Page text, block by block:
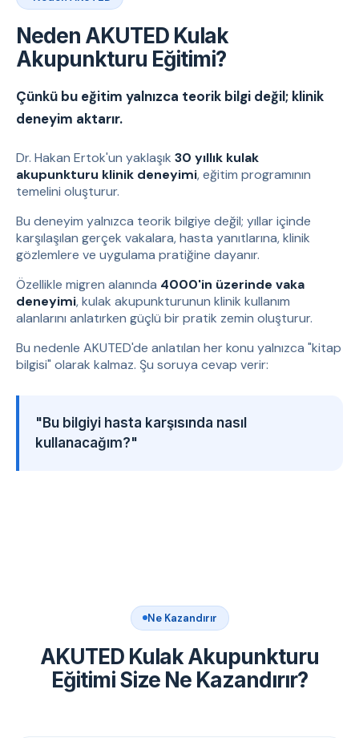
Neden AKUTED Kulak
Akupunkturu Eğitimi?
Çünkü bu eğitim yalnızca teorik bilgi değil; klinik
deneyim aktarır.
Dr. Hakan Ertok'un yaklaşık 30 yıllık kulak
akupunkturu klinik deneyimi, eğitim programının
temelini oluşturur.
Bu deneyim yalnızca teorik bilgiye değil; yıllar içinde
karşılaşılan gerçek vakalara, hasta yanıtlarına, klinik
gözlemlere ve uygulama pratiğine dayanır.
Özellikle migren alanında 4000'in üzerinde vaka
deneyimi, kulak akupunkturunun klinik kullanım
alanlarını anlatırken güçlü bir pratik zemin oluşturur.
Bu nedenle AKUTED'de anlatılan her konu yalnızca "kitap
bilgisi" olarak kalmaz. Şu soruya cevap verir:
"Bu bilgiyi hasta karşısında nasıl
kullanacağım?"
Ne Kazandırır
AKUTED Kulak Akupunkturu
Eğitimi Size Ne Kazandırır?